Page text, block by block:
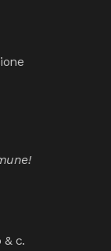
& c.